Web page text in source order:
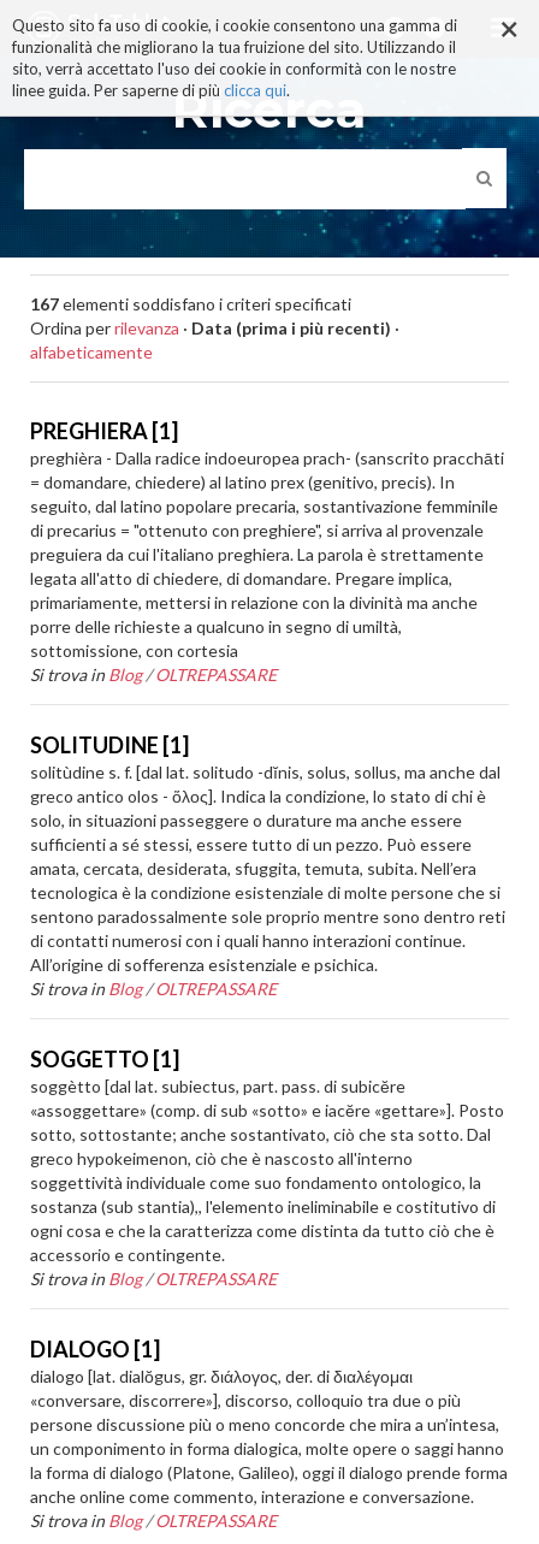
×
Questo sito fa uso di cookie, i cookie consentono una gamma di
funzionalità che migliorano la tua fruizione del sito. Utilizzando il
sito, verrà accettato l'uso dei cookie in conformità con le nostre
linee guida. Per saperne di più clicca qui.
ai
contenuti.
|
alla
navigazione
Ricerca
167elementi soddisfano i criteri specificati
Ordina perrilevanza · Data (prima i più recenti) ·
alfabeticamente
PREGHIERA [1]
preghièra - Dalla radice indoeuropea prach- (sanscrito pracchāti
= domandare, chiedere) al latino prex (genitivo, precis). In
seguito, dal latino popolare precaria, sostantivazione femminile
di precarius = "ottenuto con preghiere", si arriva al provenzale
preguiera da cui l'italiano preghiera. La parola è strettamente
legata all'atto di chiedere, di domandare. Pregare implica,
primariamente, mettersi in relazione con la divinità ma anche
porre delle richieste a qualcuno in segno di umiltà,
sottomissione, con cortesia
Si trova in Blog /OLTREPASSARE
SOLITUDINE [1]
solitùdine s. f. [dal lat. solitudo -dĭnis, solus, sollus, ma anche dal
greco antico olos - ὅλος]. Indica la condizione, lo stato di chi è
solo, in situazioni passeggere o durature ma anche essere
sufficienti a sé stessi, essere tutto di un pezzo. Può essere
amata, cercata, desiderata, sfuggita, temuta, subita. Nell’era
tecnologica è la condizione esistenziale di molte persone che si
sentono paradossalmente sole proprio mentre sono dentro reti
di contatti numerosi con i quali hanno interazioni continue.
All’origine di sofferenza esistenziale e psichica.
Si trova in Blog /OLTREPASSARE
SOGGETTO [1]
soggètto [dal lat. subiectus, part. pass. di subicĕre
«assoggettare» (comp. di sub «sotto» e iacĕre «gettare»]. Posto
sotto, sottostante; anche sostantivato, ciò che sta sotto. Dal
greco hypokeimenon, ciò che è nascosto all'interno
soggettività individuale come suo fondamento ontologico, la
sostanza (sub stantia),, l'elemento ineliminabile e costitutivo di
ogni cosa e che la caratterizza come distinta da tutto ciò che è
accessorio e contingente.
Si trova in Blog /OLTREPASSARE
DIALOGO [1]
dialogo [lat. dialŏgus, gr. διάλογος, der. di διαλέγομαι
«conversare, discorrere»], discorso, colloquio tra due o più
persone discussione più o meno concorde che mira a un’intesa,
un componimento in forma dialogica, molte opere o saggi hanno
la forma di dialogo (Platone, Galileo), oggi il dialogo prende forma
anche online come commento, interazione e conversazione.
Si trova in Blog /OLTREPASSARE